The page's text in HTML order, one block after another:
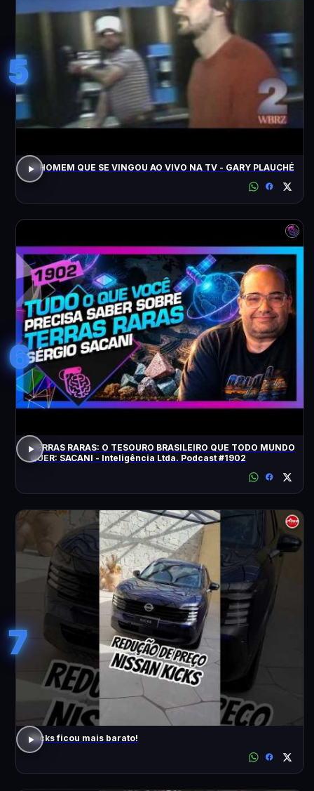
5
O HOMEM QUE SE VINGOU AO VIVO NA TV - GARY PLAUCHÉ
6
TERRAS RARAS: O TESOURO BRASILEIRO QUE TODO MUNDO
QUER: SACANI - Inteligência Ltda. Podcast #1902
7
Kicks ficou mais barato!